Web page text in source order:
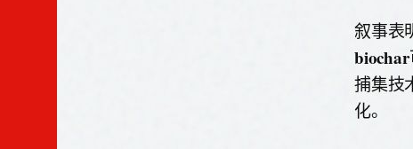
叙事表
biochar
捕集技
化。